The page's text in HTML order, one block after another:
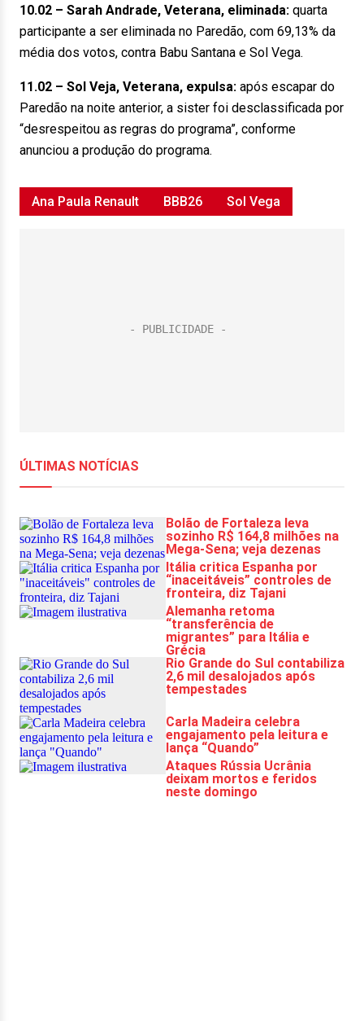
10.02 – Sarah Andrade, Veterana, eliminada: quarta
participante a ser eliminada no Paredão, com 69,13% da
média dos votos, contra Babu Santana e Sol Vega.
11.02 – Sol Veja, Veterana, expulsa: após escapar do
Paredão na noite anterior, a sister foi desclassificada por
“desrespeitou as regras do programa”, conforme
anunciou a produção do programa.
Ana Paula Renault BBB26 Sol Vega